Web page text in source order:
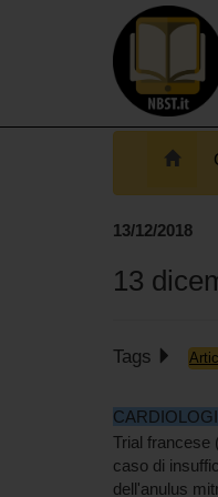
13/12/2018
13
Tags
Trial francese
caso di
dell'anulus